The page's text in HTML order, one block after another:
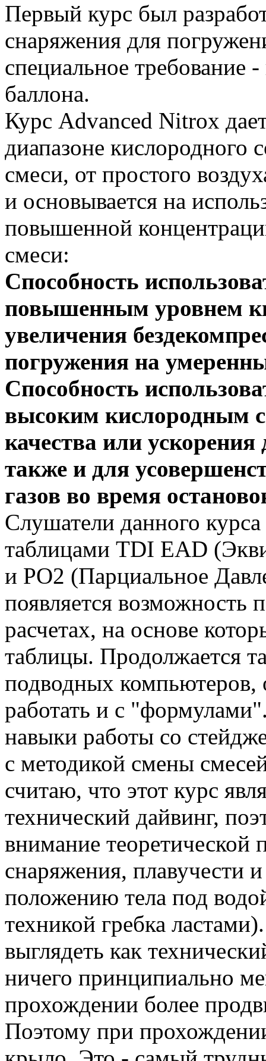
Первый курс был
снаряжения для
специальное требование
баллона.
Курс Advanced Nitrox
диапазоне кислородного
смеси, от простого
и основывается на
повышенной
смеси:
Способность
повышенным уровнем
увеличения
погружения на
Способность
высоким кислородным
качества или
также и для
газов во время
Слушатели данного курса
таблицами TDI EAD
и PO2 (Парциальное
появляется возможность
расчетах, на основе
таблицы. Продолжается
подводных компьютеров,
работать и с
навыки работы со
с методикой смены
считаю, что этот курс
технический дайвинг,
внимание теоретической
снаряжения, плавучести
положению тела под
техникой гребка
выглядеть как
ничего принципиально
прохождении более
Поэтому при